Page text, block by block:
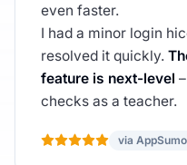
even faster.
I had a minor login
resolved it quickly.
feature is next-level
checks as a teacher.
via AppSumo